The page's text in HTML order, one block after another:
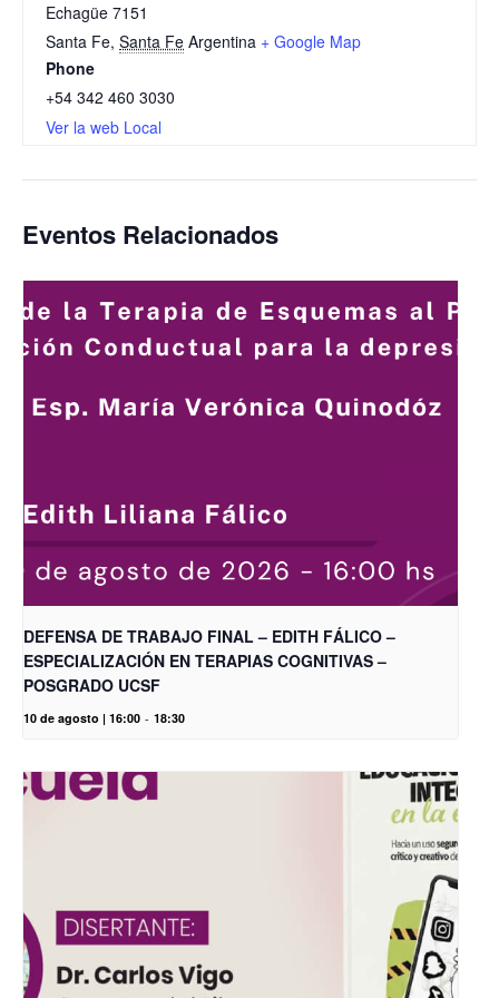
Echagüe 7151
Santa Fe, Santa Fe Argentina + Google Map
Phone
+54 342 460 3030
Ver la web Local
Eventos Relacionados
DEFENSA DE TRABAJO FINAL – EDITH FÁLICO –
ESPECIALIZACIÓN EN TERAPIAS COGNITIVAS –
POSGRADO UCSF
10 de agosto | 16:00 - 18:30